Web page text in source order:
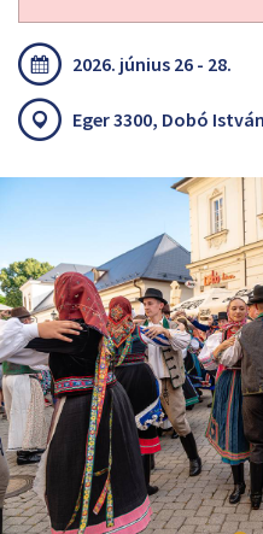
2026. június 26 - 28.
Eger 3300, Dobó